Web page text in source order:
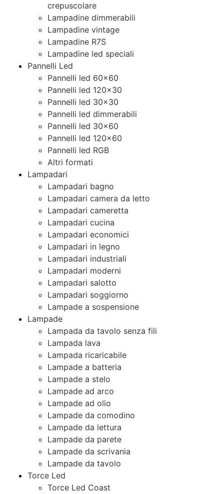
crepuscolare
Lampadine dimmerabili
Lampadine vintage
Lampadine R7S
Lampadine led speciali
Pannelli Led
Pannelli led 60×60
Pannelli led 120×30
Pannelli led 30×30
Pannelli led dimmerabili
Pannelli led 30×60
Pannelli led 120×60
Pannelli led RGB
Altri formati
Lampadari
Lampadari bagno
Lampadari camera da letto
Lampadari cameretta
Lampadari cucina
Lampadari economici
Lampadari in legno
Lampadari industriali
Lampadari moderni
Lampadari salotto
Lampadari soggiorno
Lampade a sospensione
Lampade
Lampada da tavolo senza fili
Lampada lava
Lampada ricaricabile
Lampade a batteria
Lampade a stelo
Lampade ad arco
Lampade ad olio
Lampade da comodino
Lampade da lettura
Lampade da parete
Lampade da scrivania
Lampade da tavolo
Torce Led
Torce Led Coast